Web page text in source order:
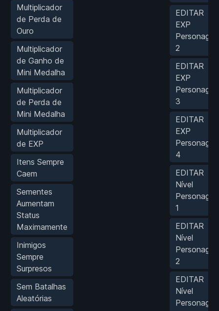
Multiplicador
de Perda de
Ouro
Multiplicador
de Ganho de
Mini Medalha
Multiplicador
de Perda de
Mini Medalha
Multiplicador
de EXP
Itens Sempre
Caem
Sementes
Aumentam
Status
Maximamente
Inimigos
Sempre
Surpresos
Sem Batalhas
Aleatórias
EDITAR
EXP
2
EDITAR
EXP
3
EDITAR
EXP
4
EDITAR
Nível
1
EDITAR
Nível
2
EDITAR
Nível